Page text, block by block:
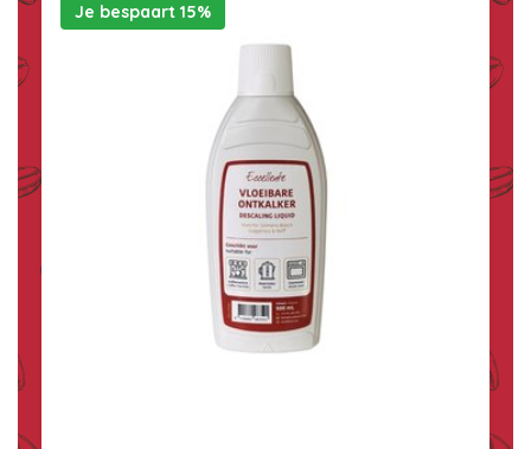
Je bespaart 15%